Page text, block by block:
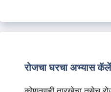
रोजचा घरचा अभ्यास